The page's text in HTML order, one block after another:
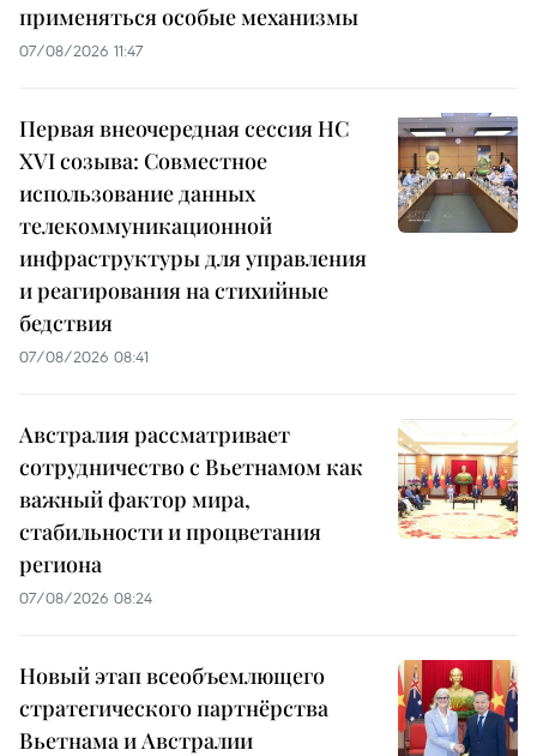
применяться особые механизмы
07/08/2026 11:47
Первая внеочередная сессия НС
XVI созыва: Совместное
использование данных
телекоммуникационной
инфраструктуры для управления
и реагирования на стихийные
бедствия
07/08/2026 08:41
Австралия рассматривает
сотрудничество с Вьетнамом как
важный фактор мира,
стабильности и процветания
региона
07/08/2026 08:24
Новый этап всеобъемлющего
стратегического партнёрства
Вьетнама и Австралии